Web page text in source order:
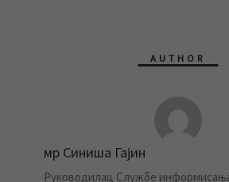
AUTHOR
мр Синиша Гајин
Руководилац Службе